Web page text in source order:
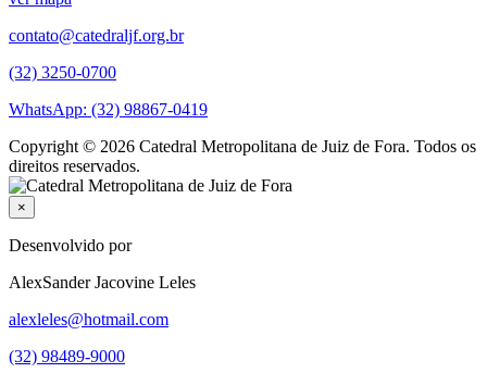
contato@catedraljf.org.br
(32) 3250-0700
WhatsApp: (32) 98867-0419
Copyright © 2026 Catedral Metropolitana de Juiz de Fora. Todos os
direitos reservados.
×
Desenvolvido por
AlexSander Jacovine Leles
alexleles@hotmail.com
(32) 98489-9000